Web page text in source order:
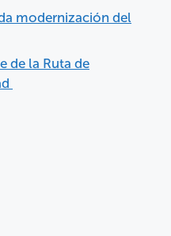
modernización del
de la Ruta de